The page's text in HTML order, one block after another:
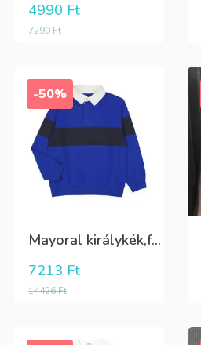
7290Ft
4990 Ft
-50%
Mayoral királykék,fehér galléros hosszú ujjú póló Tini fiúknak
14426Ft
7213 Ft